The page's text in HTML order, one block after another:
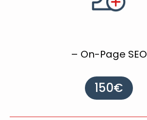
– On-Page SEO
150€